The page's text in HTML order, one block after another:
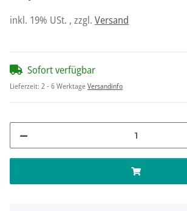
inkl. 19% USt. , zzgl. Versand
Sofort verfügbar
Lieferzeit: 2 - 6 WerktageVersandinfo